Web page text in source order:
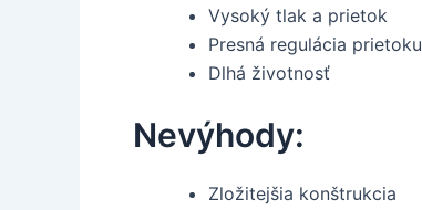
Vysoký tlak a prietok
Presná regulácia prietoku
Dlhá životnosť
Nevýhody:
Zložitejšia konštrukcia